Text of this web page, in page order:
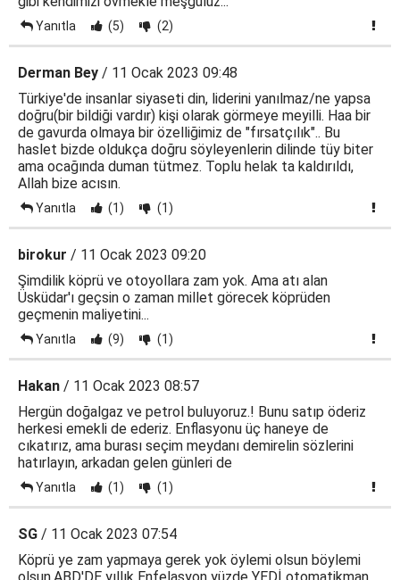
Yanıtla (5) (2)
Derman Bey / 11 Ocak 2023 09:48
Türkiye'de insanlar siyaseti din, liderini yanılmaz/ne yapsa
doğru(bir bildiği vardır) kişi olarak görmeye meyilli. Haa bir
de gavurda olmaya bir özelliğimiz de "fırsatçılık".. Bu
haslet bizde oldukça doğru söyleyenlerin dilinde tüy biter
ama ocağında duman tütmez. Toplu helak ta kaldırıldı,
Allah bize acısın.
Yanıtla (1) (1)
birokur / 11 Ocak 2023 09:20
Şimdilik köprü ve otoyollara zam yok. Ama atı alan
Üsküdar'ı geçsin o zaman millet görecek köprüden
geçmenin maliyetini...
Yanıtla (9) (1)
Hakan / 11 Ocak 2023 08:57
Hergün doğalgaz ve petrol buluyoruz.! Bunu satıp öderiz
herkesi emekli de ederiz. Enflasyonu üç haneye de
cıkatırız, ama burası seçim meydanı demirelin sözlerini
hatırlayın, arkadan gelen günleri de
Yanıtla (1) (1)
SG / 11 Ocak 2023 07:54
Köprü ye zam yapmaya gerek yok öylemi olsun böylemi